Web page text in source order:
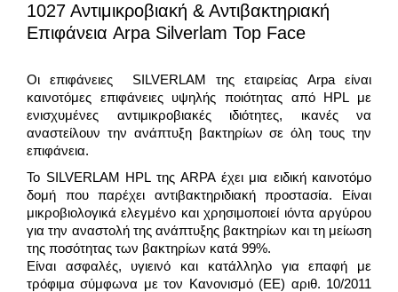
1027 Αντιμικροβιακή & Αντιβακτηριακή
Επιφάνεια Arpa Silverlam Top Face
Οι επιφάνειες SILVERLAM της εταιρείας Arpa είναι
καινοτόμες επιφάνειες υψηλής ποιότητας από HPL με
ενισχυμένες αντιμικροβιακές ιδιότητες, ικανές να
αναστείλουν την ανάπτυξη βακτηρίων σε όλη τους την
επιφάνεια.
Το SILVERLAM HPL της ARPA έχει μια ειδική καινοτόμο
δομή που παρέχει αντιβακτηριδιακή προστασία. Είναι
μικροβιολογικά ελεγμένο και χρησιμοποιεί ιόντα αργύρου
για την αναστολή της ανάπτυξης βακτηρίων και τη μείωση
της ποσότητας των βακτηρίων κατά 99%.
Είναι ασφαλές, υγιεινό και κατάλληλο για επαφή με
τρόφιμα σύμφωνα με τον Κανονισμό (ΕΕ) αριθ. 10/2011